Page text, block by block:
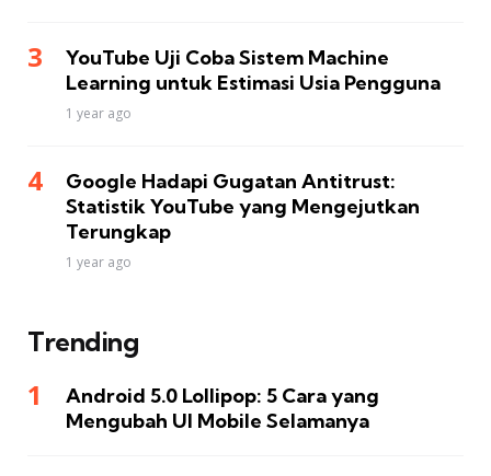
YouTube Uji Coba Sistem Machine
Learning untuk Estimasi Usia Pengguna
1 year ago
Google Hadapi Gugatan Antitrust:
Statistik YouTube yang Mengejutkan
Terungkap
1 year ago
Trending
Android 5.0 Lollipop: 5 Cara yang
Mengubah UI Mobile Selamanya